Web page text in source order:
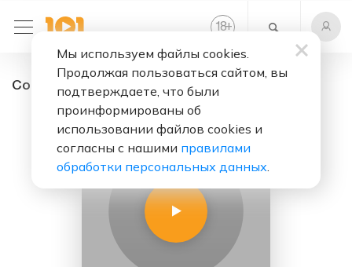
18+
Cool FM - радио онлайн. Слушать бесплатно
Мы используем файлы cookies.
Продолжая пользоваться сайтом, вы
подтверждаете, что были
проинформированы об
использовании файлов cookies и
согласны с нашими правилами
обработки персональных данных.